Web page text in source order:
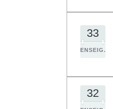
33
ENSEIG.
32